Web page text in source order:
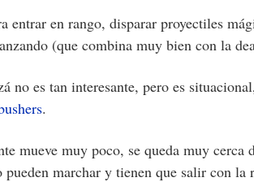
entrar en rango, disparar proyectiles
(que combina muy bien con la
no es tan interesante, pero es
.
mueve muy poco, se queda muy
pueden marchar y tienen que salir con